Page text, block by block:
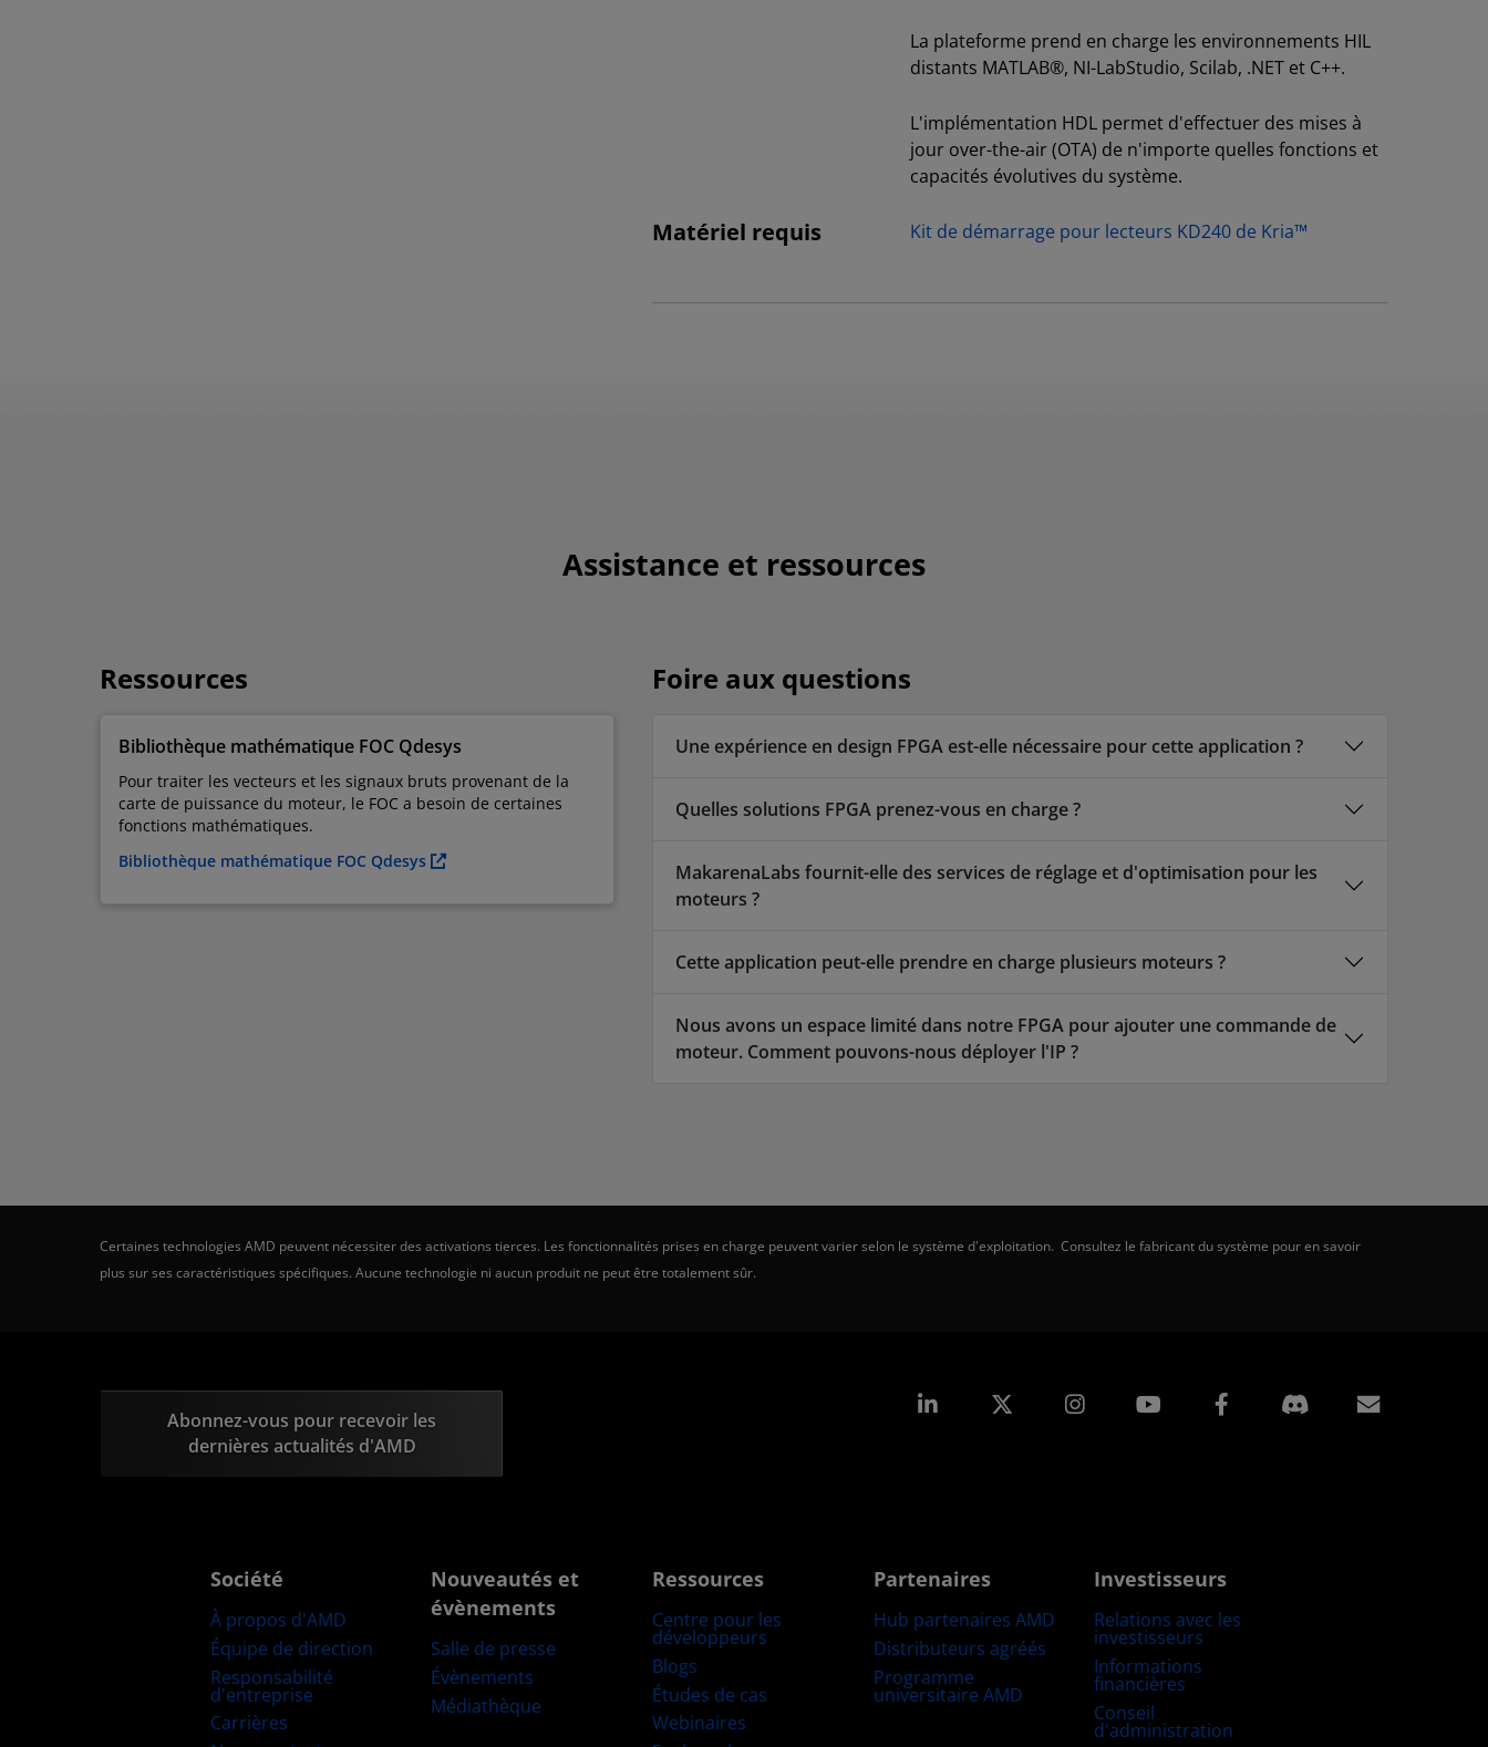
La plateforme prend en charge les environnements HIL
distants MATLAB®, NI-LabStudio, Scilab, .NET et C++.
L'implémentation HDL permet d'effectuer des mises à
jour over-the-air (OTA) de n'importe quelles fonctions et
capacités évolutives du système.
Matériel requis Kit de démarrage pour lecteurs KD240 de Kria™
Assistance et ressources
Ressources
Bibliothèque mathématique FOC Qdesys
Pour traiter les vecteurs et les signaux bruts provenant de la
carte de puissance du moteur, le FOC a besoin de certaines
fonctions mathématiques.
Bibliothèque mathématique FOC Qdesys
Foire aux questions
Une expérience en design FPGA est-elle nécessaire pour cette application ?
Quelles solutions FPGA prenez-vous en charge ?
MakarenaLabs fournit-elle des services de réglage et d'optimisation pour les
moteurs ?
Cette application peut-elle prendre en charge plusieurs moteurs ?
Nous avons un espace limité dans notre FPGA pour ajouter une commande de
moteur. Comment pouvons-nous déployer l'IP ?
Certaines technologies AMD peuvent nécessiter des activations tierces. Les fonctionnalités prises en charge peuvent varier selon le système d'exploitation. Consultez le fabricant du système pour en savoir
plus sur ses caractéristiques spécifiques. Aucune technologie ni aucun produit ne peut être totalement sûr.
Abonnez-vous pour recevoir les
dernières actualités d'AMD
LinkedIn Instagram Facebook
Société
À propos d'AMD
Équipe de direction
Responsabilité
d'entreprise
Carrières
Nouveautés et
évènements
Salle de presse
Évènements
Médiathèque
Ressources
Centre pour les
développeurs
Blogs
Études de cas
Webinaires
Partenaires
Hub partenaires AMD
Distributeurs agréés
Programme
universitaire AMD
Investisseurs
Relations avec les
investisseurs
Informations
financières
Conseil
d'administration